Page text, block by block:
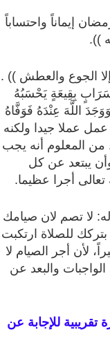
إيماناً واحتساباً
)).
الجوع والعطش )) .
بِقِيعَةٍ يَحْسَبُهُ
اللَّهَ عِنْدَهُ فَوَفَّاهُ
أنه عمل عملا جيدا ولكنه
من المعلوم أنه يجب
يبتعد عن كل
تعالى أجرا عظيما.
لا تصم لان صيامك
للصلاة ارتكبت
لأن أجر الصيام لا
والبعد عن
للإجابة عن